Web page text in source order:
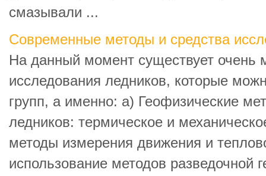
смазывали ...
Современные методы и средства
На данный момент существует очень
исследования ледников, которые
групп, а именно: а) Геофизические
ледников: термическое и
методы измерения движения и
использование методов разведочной